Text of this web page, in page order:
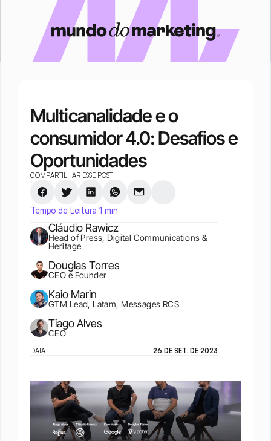
Multicanalidade e o
consumidor 4.0: Desafios e
Oportunidades
COMPARTILHAR ESSE POST
Tempo de Leitura 1 min
Cláudio Rawicz
Head of Press, Digital Communications &
Heritage
Douglas Torres
CEO e Founder
Kaio Marin
GTM Lead, Latam, Messages RCS
Tiago Alves
CEO
DATA 26 DE SET. DE 2023